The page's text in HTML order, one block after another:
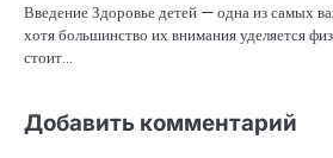
Введение Здоровье детей — одна из самых
хотя большинство их внимания уделяется
стоит…
Добавить комментарий